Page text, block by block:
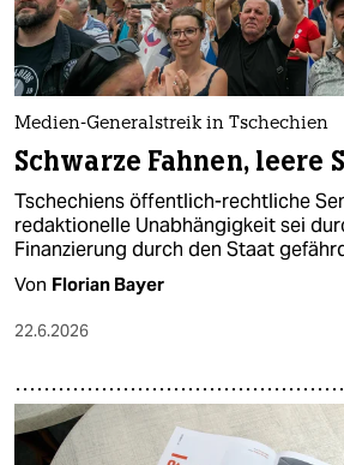
Medien-Generalstreik in Tschechien
Schwarze Fahnen, leere
Tschechiens öffentlich-rechtliche
redaktionelle Unabhängigkeit sei
Finanzierung durch den Staat
Von Florian Bayer
22.6.2026